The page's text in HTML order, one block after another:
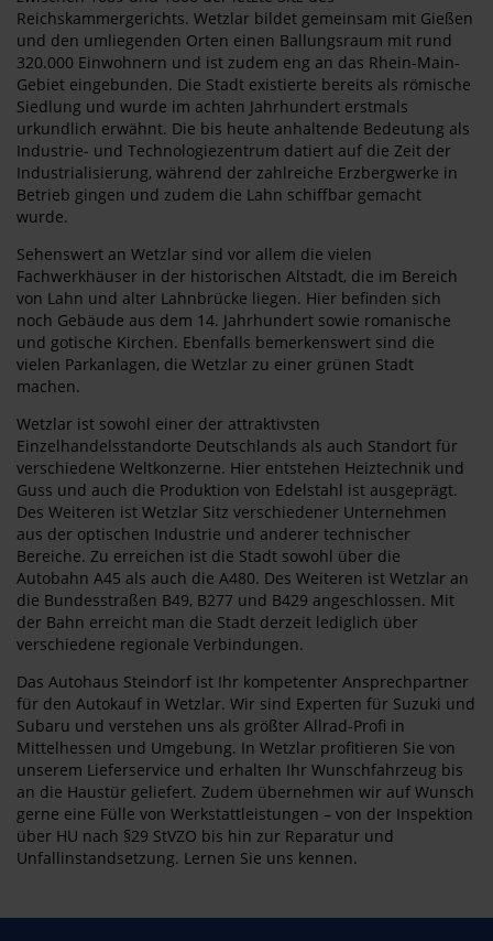
Reichskammergerichts. Wetzlar bildet gemeinsam mit Gießen
und den umliegenden Orten einen Ballungsraum mit rund
320.000 Einwohnern und ist zudem eng an das Rhein-Main-
Gebiet eingebunden. Die Stadt existierte bereits als römische
Siedlung und wurde im achten Jahrhundert erstmals
urkundlich erwähnt. Die bis heute anhaltende Bedeutung als
Industrie- und Technologiezentrum datiert auf die Zeit der
Industrialisierung, während der zahlreiche Erzbergwerke in
Betrieb gingen und zudem die Lahn schiffbar gemacht
wurde.
Sehenswert an Wetzlar sind vor allem die vielen
Fachwerkhäuser in der historischen Altstadt, die im Bereich
von Lahn und alter Lahnbrücke liegen. Hier befinden sich
noch Gebäude aus dem 14. Jahrhundert sowie romanische
und gotische Kirchen. Ebenfalls bemerkenswert sind die
vielen Parkanlagen, die Wetzlar zu einer grünen Stadt
machen.
Wetzlar ist sowohl einer der attraktivsten
Einzelhandelsstandorte Deutschlands als auch Standort für
verschiedene Weltkonzerne. Hier entstehen Heiztechnik und
Guss und auch die Produktion von Edelstahl ist ausgeprägt.
Des Weiteren ist Wetzlar Sitz verschiedener Unternehmen
aus der optischen Industrie und anderer technischer
Bereiche. Zu erreichen ist die Stadt sowohl über die
Autobahn A45 als auch die A480. Des Weiteren ist Wetzlar an
die Bundesstraßen B49, B277 und B429 angeschlossen. Mit
der Bahn erreicht man die Stadt derzeit lediglich über
verschiedene regionale Verbindungen.
Das Autohaus Steindorf ist Ihr kompetenter Ansprechpartner
für den Autokauf in Wetzlar. Wir sind Experten für Suzuki und
Subaru und verstehen uns als größter Allrad-Profi in
Mittelhessen und Umgebung. In Wetzlar profitieren Sie von
unserem Lieferservice und erhalten Ihr Wunschfahrzeug bis
an die Haustür geliefert. Zudem übernehmen wir auf Wunsch
gerne eine Fülle von Werkstattleistungen – von der Inspektion
über HU nach §29 StVZO bis hin zur Reparatur und
Unfallinstandsetzung. Lernen Sie uns kennen.